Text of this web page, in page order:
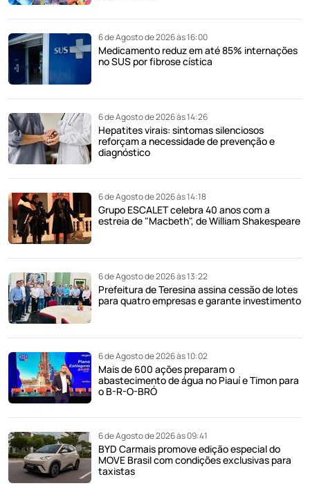
6 de Agosto de 2026 às 16:00
Medicamento reduz em até 85% internações
no SUS por fibrose cística
6 de Agosto de 2026 às 14:26
Hepatites virais: sintomas silenciosos
reforçam a necessidade de prevenção e
diagnóstico
6 de Agosto de 2026 às 14:18
Grupo ESCALET celebra 40 anos com a
estreia de "Macbeth", de William Shakespeare
6 de Agosto de 2026 às 13:22
Prefeitura de Teresina assina cessão de lotes
para quatro empresas e garante investimento
6 de Agosto de 2026 às 10:02
Mais de 600 ações preparam o
abastecimento de água no Piauí e Timon para
o B-R-O-BRÓ
6 de Agosto de 2026 às 09:41
BYD Carmais promove edição especial do
MOVE Brasil com condições exclusivas para
taxistas